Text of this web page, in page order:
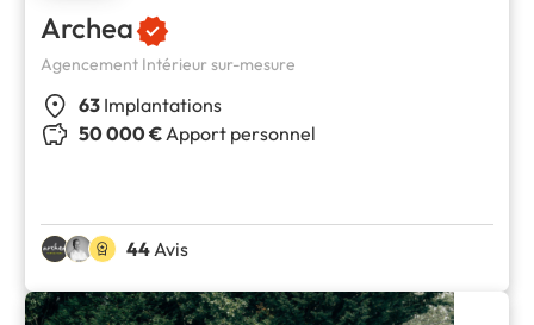
Archea
Agencement Intérieur sur-mesure
63 Implantations
50 000 €Apport personnel
44 Avis